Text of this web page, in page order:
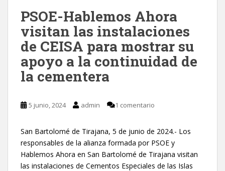
PSOE-Hablemos Ahora
visitan las instalaciones
de CEISA para mostrar su
apoyo a la continuidad de
la cementera
5 junio, 2024 admin 1 comentario
San Bartolomé de Tirajana, 5 de junio de 2024.- Los
responsables de la alianza formada por PSOE y
Hablemos Ahora en San Bartolomé de Tirajana visitan
las instalaciones de Cementos Especiales de las Islas